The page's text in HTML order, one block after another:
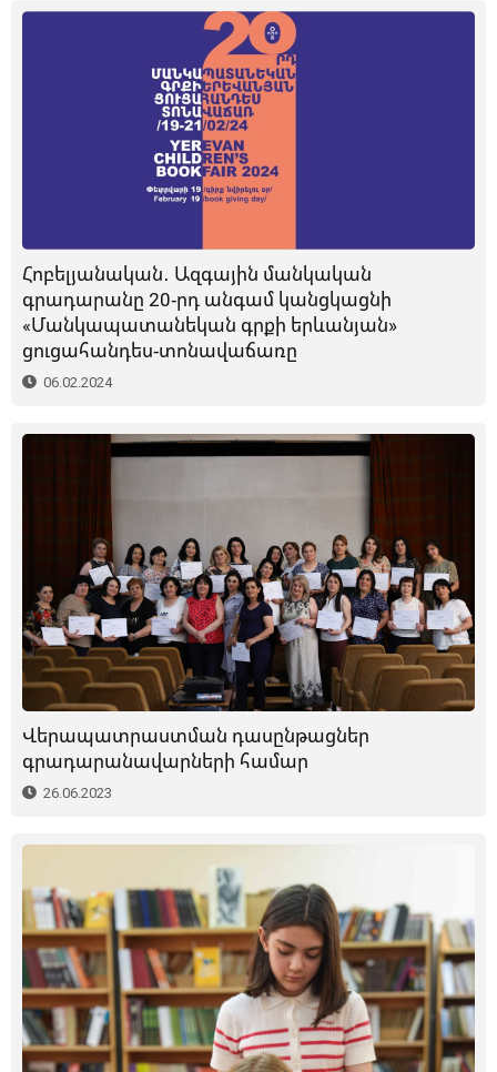
Հոբելյանական․ Ազգային մանկական
գրադարանը 20-րդ անգամ կանցկացնի
«Մանկապատանեկան գրքի երևանյան»
ցուցահանդես-տոնավաճառը
06.02.2024
Վերապատրաստման դասընթացներ
գրադարանավարների համար
26.06.2023